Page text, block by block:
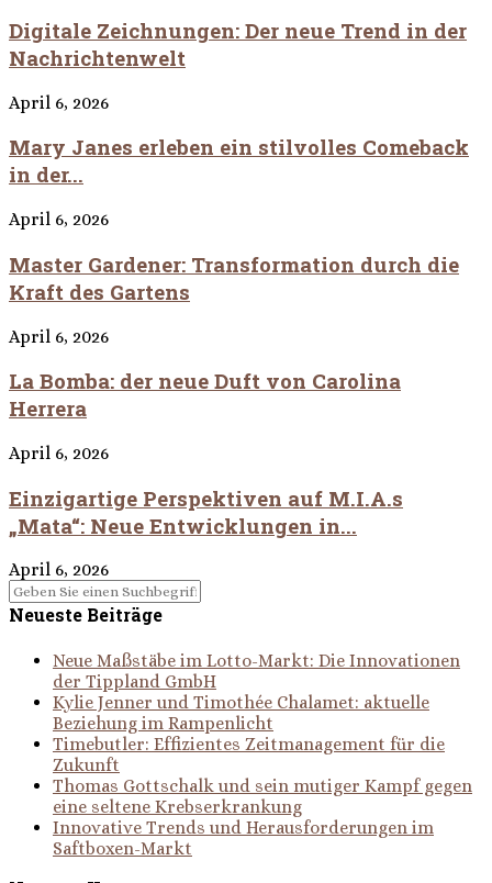
Digitale Zeichnungen: Der neue Trend in der
Nachrichtenwelt
April 6, 2026
Mary Janes erleben ein stilvolles Comeback
in der...
April 6, 2026
Master Gardener: Transformation durch die
Kraft des Gartens
April 6, 2026
La Bomba: der neue Duft von Carolina
Herrera
April 6, 2026
Einzigartige Perspektiven auf M.I.A.s
„Mata“: Neue Entwicklungen in...
April 6, 2026
Neueste Beiträge
Neue Maßstäbe im Lotto-Markt: Die Innovationen
der Tippland GmbH
Kylie Jenner und Timothée Chalamet: aktuelle
Beziehung im Rampenlicht
Timebutler: Effizientes Zeitmanagement für die
Zukunft
Thomas Gottschalk und sein mutiger Kampf gegen
eine seltene Krebserkrankung
Innovative Trends und Herausforderungen im
Saftboxen-Markt